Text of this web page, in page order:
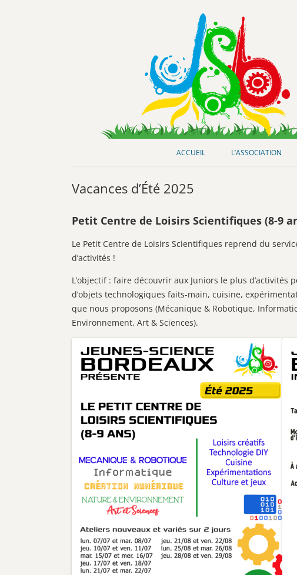
Jeunes-Science Bordeaux
ACCUEIL L’ASSOCIATION
Vacances d’Été 2025
Petit Centre de Loisirs Scientifiques (8-9
Le Petit Centre de Loisirs Scientifiques reprend du
d’activités !
L’objectif : faire découvrir aux Juniors le plus
d’objets technologiques faits-main, cuisine,
que nous proposons (Mécanique & Robotique,
Environnement, Art & Sciences).